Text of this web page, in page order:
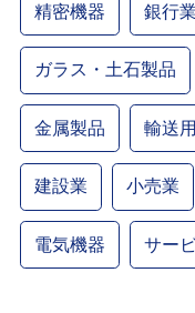
精密機器 銀行業
ガラス・土石製品
金属製品 輸送
建設業 小売業
電気機器 サー